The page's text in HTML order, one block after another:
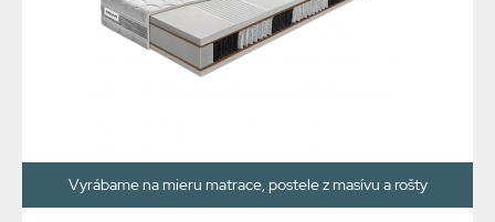
Vyrábame na mieru matrace, postele z masívu a rošty